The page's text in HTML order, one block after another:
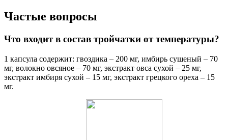
Частые вопросы
Что входит в состав тройчатки от температуры?
1 капсула содержит: гвоздика – 200 мг, имбирь сушеный – 70
мг, волокно овсяное – 70 мг, экстракт овса сухой – 25 мг,
экстракт имбиря сухой – 15 мг, экстракт грецкого ореха – 15
мг.